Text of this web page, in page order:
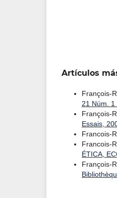
Artículos
François-
21 Núm. 1
François-
Essais,
Francois-
Francois-
ÉTICA,